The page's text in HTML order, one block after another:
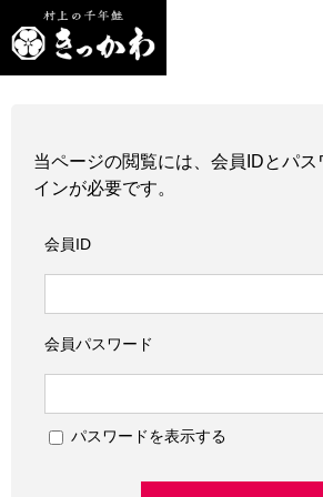
当ページの閲覧には、会員IDとパ
インが必要です。
会員ID
会員パスワード
パスワードを表示する